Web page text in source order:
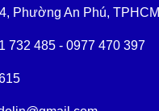
Phường An Phú, TPHCM
732 485 - 0977 470 397